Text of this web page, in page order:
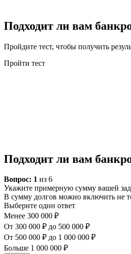
Подходит ли вам
Пройдите тест, чтобы получить
Пройти тест
Подходит ли вам
Вопрос: 1 из 6
Укажите примерную сумму вашей
В сумму долгов можно включить не
Выберите один ответ
Менее 300 000 ₽
От 300 000 ₽ до 500 000 ₽
От 500 000 ₽ до 1 000 000 ₽
Больше 1 000 000 ₽